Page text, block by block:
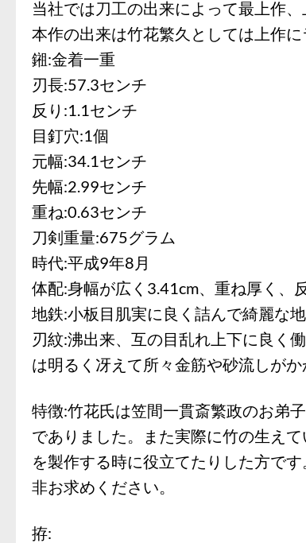
当社では刀工の出来によって最上作
本作の出来は竹花繁久としては上作に
鎺:金着一重
刃長:57.3センチ
反り:1.1センチ
目釘穴:1個
元幅:34.1センチ
先幅:2.99センチ
重ね:0.63センチ
刀剣重量:675グラム
時代:平成9年8月
体配:身幅が広く3.41cm、重ね厚く、
地鉄:小板目肌実に良く詰んで綺麗な地
刃紋:沸出来、互の目乱れ上下に良く
は明るく冴えて所々金筋や砂流しが
特徴:竹花氏は笠間一貫斎繁政のお弟
でありました。また実際に竹の生え
を製作する時に役立てたりした方で
非お求めください。
拵: